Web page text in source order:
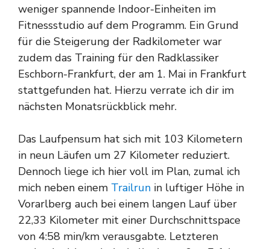
weniger spannende Indoor-Einheiten im
Fitnessstudio auf dem Programm. Ein Grund
für die Steigerung der Radkilometer war
zudem das Training für den Radklassiker
Eschborn-Frankfurt, der am 1. Mai in Frankfurt
stattgefunden hat. Hierzu verrate ich dir im
nächsten Monatsrückblick mehr.
Das Laufpensum hat sich mit 103 Kilometern
in neun Läufen um 27 Kilometer reduziert.
Dennoch liege ich hier voll im Plan, zumal ich
mich neben einem Trailrun in luftiger Höhe in
Vorarlberg auch bei einem langen Lauf über
22,33 Kilometer mit einer Durchschnittspace
von 4:58 min/km verausgabte. Letzteren